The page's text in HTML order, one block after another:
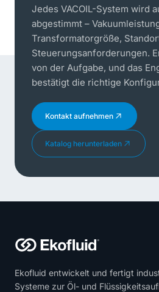
Jedes VACOIL-System wird
abgestimmt –
Transformatorgröße,
Steuerungsanforderungen.
von der Aufgabe, und das
bestätigt die richtige
Kontakt aufnehmen
Katalog herunterladen
Ekofluid entwickelt und fertigt
Systeme zur Öl- und